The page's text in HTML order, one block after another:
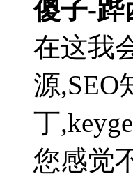
傻子-跸
在这我
源,SEO
丁
您感觉